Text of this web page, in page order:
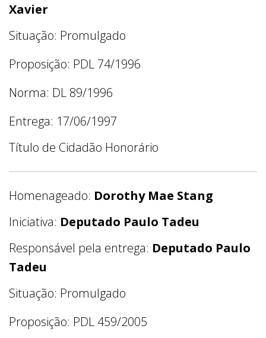
Xavier
Situação: Promulgado
Proposição: PDL 74/1996
Norma: DL 89/1996
Entrega: 17/06/1997
Título de Cidadão Honorário
Homenageado: Dorothy Mae Stang
Iniciativa: Deputado Paulo Tadeu
Responsável pela entrega: Deputado Paulo
Tadeu
Situação: Promulgado
Proposição: PDL 459/2005